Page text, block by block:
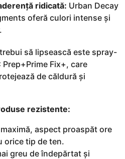
ridicată: Urban Decay
oferă culori intense și
să lipsească este spray-
Fix+, care
de căldură și
rezistente:
aspect proaspăt ore
orice tip de ten.
greu de îndepărtat și